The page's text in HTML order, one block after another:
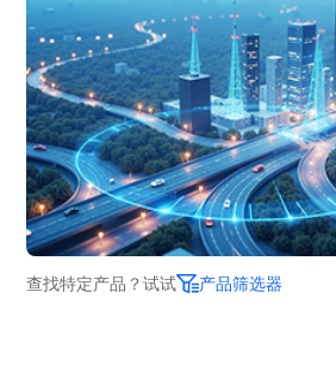
查找特定产品？试试 产品筛选器